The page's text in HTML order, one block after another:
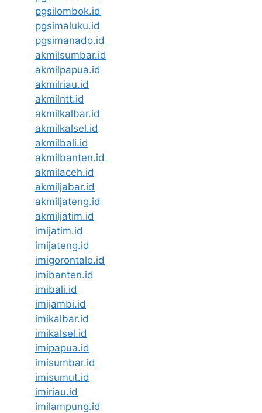
pgsilombok.id
pgsimaluku.id
pgsimanado.id
akmilsumbar.id
akmilpapua.id
akmilriau.id
akmilntt.id
akmilkalbar.id
akmilkalsel.id
akmilbali.id
akmilbanten.id
akmilaceh.id
akmiljabar.id
akmiljateng.id
akmiljatim.id
imijatim.id
imijateng.id
imigorontalo.id
imibanten.id
imibali.id
imijambi.id
imikalbar.id
imikalsel.id
imipapua.id
imisumbar.id
imisumut.id
imiriau.id
imilampung.id